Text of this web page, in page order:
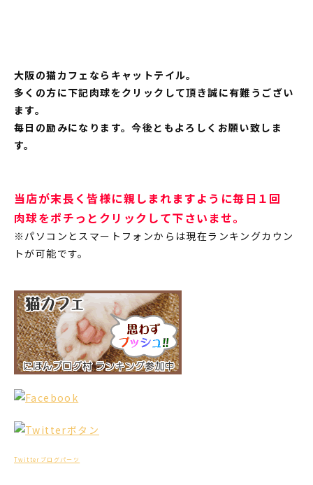
大阪の猫カフェならキャットテイル。
多くの方に下記肉球をクリックして頂き誠に有難うござい
ます。
毎日の励みになります。今後ともよろしくお願い致しま
す。
当店が末長く皆様に親しまれますように毎日１回
肉球をポチっとクリックして下さいませ。
※パソコンとスマートフォンからは現在ランキングカウン
トが可能です。
Twitterブログパーツ